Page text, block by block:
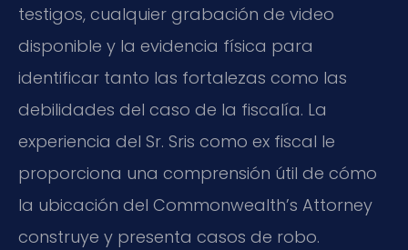
testigos, cualquier grabación de video
disponible y la evidencia física para
identificar tanto las fortalezas como las
debilidades del caso de la fiscalía. La
experiencia del Sr. Sris como ex fiscal le
proporciona una comprensión útil de cómo
la ubicación del Commonwealth’s Attorney
construye y presenta casos de robo.